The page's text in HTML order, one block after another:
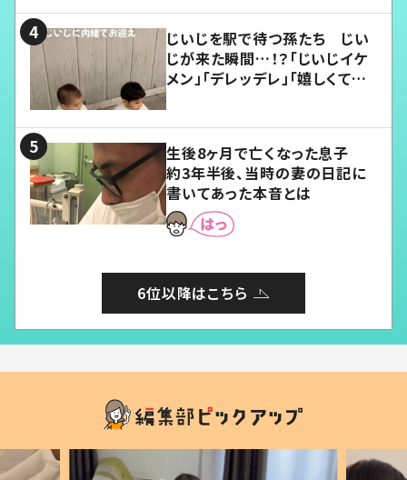
じいじを駅で待つ孫たち じい
じが来た瞬間…！？「じいじイケ
メン」「デレッデレ」「嬉しくて可
生後8ヶ月で亡くなった息子
約3年半後、当時の妻の日記に
書いてあった本音とは
6位以降はこちら